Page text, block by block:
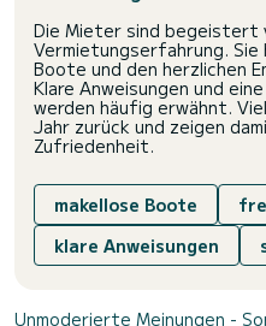
Die Mieter sind begeistert
Vermietungserfahrung.
Boote und den herzlichen
Klare Anweisungen und
werden häufig erwähnt.
Jahr zurück und zeigen
Zufriedenheit.
makellose Boote
klare Anweisungen
Unmoderierte Meinungen -